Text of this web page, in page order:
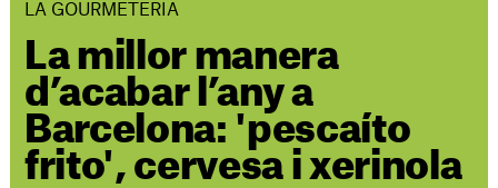
LA GOURMETERIA
La millor manera
d’acabar l’any a
Barcelona: 'pescaíto
frito', cervesa i xerinola